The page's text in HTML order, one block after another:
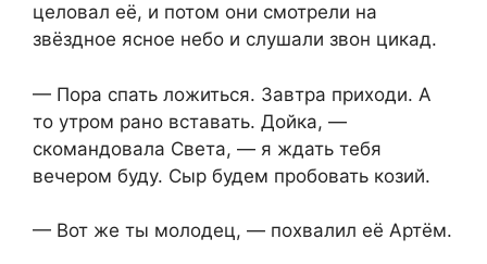
целовал её, и потом они смотрели на
звёздное ясное небо и слушали звон цикад.
— Пора спать ложиться. Завтра приходи. А
то утром рано вставать. Дойка, —
скомандовала Света, — я ждать тебя
вечером буду. Сыр будем пробовать козий.
— Вот же ты молодец, — похвалил её Артём.